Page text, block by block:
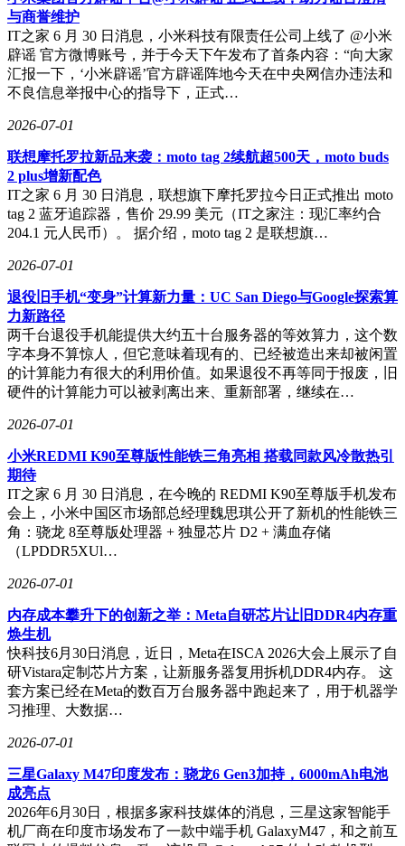
与商誉维护
IT之家 6 月 30 日消息，小米科技有限责任公司上线了 @小米
辟谣 官方微博账号，并于今天下午发布了首条内容：“向大家
汇报一下，‘小米辟谣’官方辟谣阵地今天在中央网信办违法和
不良信息举报中心的指导下，正式…
2026-07-01
联想摩托罗拉新品来袭：moto tag 2续航超500天，moto buds
2 plus增新配色
IT之家 6 月 30 日消息，联想旗下摩托罗拉今日正式推出 moto
tag 2 蓝牙追踪器，售价 29.99 美元（IT之家注：现汇率约合
204.1 元人民币）。 据介绍，moto tag 2 是联想旗…
2026-07-01
退役旧手机“变身”计算新力量：UC San Diego与Google探索算
力新路径
两千台退役手机能提供大约五十台服务器的等效算力，这个数
字本身不算惊人，但它意味着现有的、已经被造出来却被闲置
的计算能力有很大的利用价值。如果退役不再等同于报废，旧
硬件的计算能力可以被剥离出来、重新部署，继续在…
2026-07-01
小米REDMI K90至尊版性能铁三角亮相 搭载同款风冷散热引
期待
IT之家 6 月 30 日消息，在今晚的 REDMI K90至尊版手机发布
会上，小米中国区市场部总经理魏思琪公开了新机的性能铁三
角：骁龙 8至尊版处理器 + 独显芯片 D2 + 满血存储
（LPDDR5XUl…
2026-07-01
内存成本攀升下的创新之举：Meta自研芯片让旧DDR4内存重
焕生机
快科技6月30日消息，近日，Meta在ISCA 2026大会上展示了自
研Vistara定制芯片方案，让新服务器复用拆机DDR4内存。 这
套方案已经在Meta的数百万台服务器中跑起来了，用于机器学
习推理、大数据…
2026-07-01
三星Galaxy M47印度发布：骁龙6 Gen3加持，6000mAh电池
成亮点
2026年6月30日，根据多家科技媒体的消息，三星这家智能手
机厂商在印度市场发布了一款中端手机 GalaxyM47，和之前互